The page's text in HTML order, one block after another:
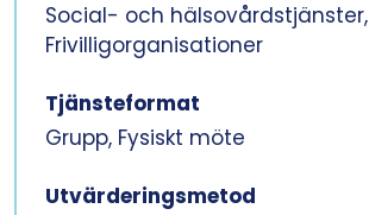
Social- och hälsovårdstjänster,
Frivilligorganisationer
Tjänsteformat
Grupp, Fysiskt möte
Utvärderingsmetod